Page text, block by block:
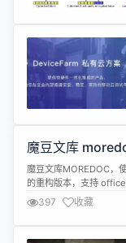
魔豆文库
块和爬虫功能，
魔豆文库MOREDOC，
的重构版本，支持
格式的在线阅读浏览，
搜索、云存储、网络爬
能，拥有简洁美观的用
397 收藏